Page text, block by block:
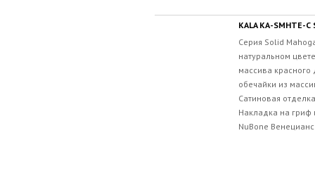
KALA KA-SMHTE-C
Серия Solid
натуральном
массива
обечайки из
Сатиновая
Накладка на гриф
NuBone